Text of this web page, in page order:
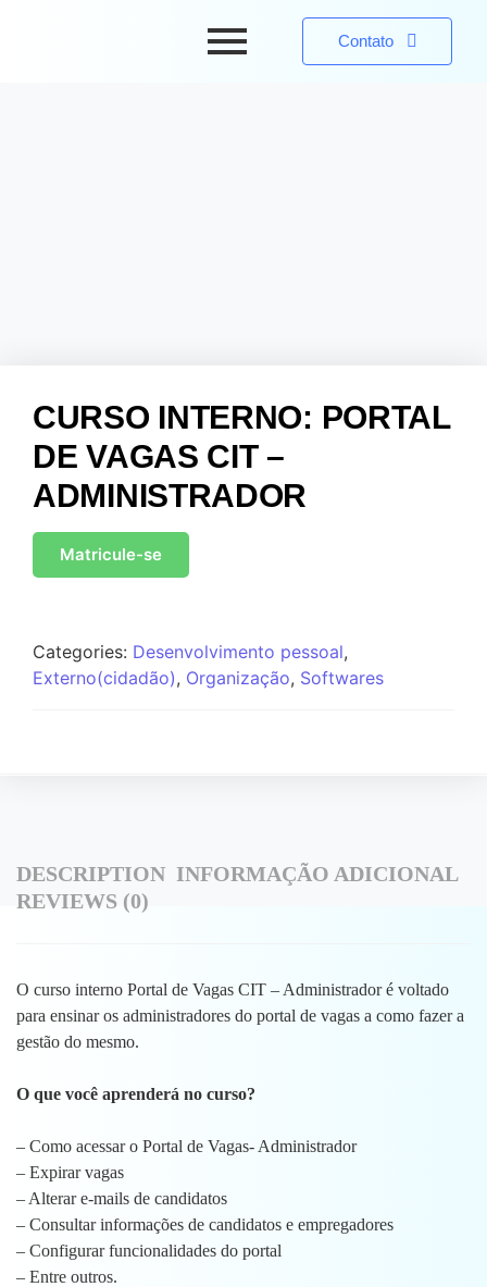
Contato
CURSO INTERNO: PORTAL
DE VAGAS CIT –
ADMINISTRADOR
Matricule-se
Categories: Desenvolvimento pessoal,
Externo(cidadão), Organização, Softwares
DESCRIPTION INFORMAÇÃO ADICIONAL
REVIEWS (0)
O curso interno Portal de Vagas CIT – Administrador é voltado
para ensinar os administradores do portal de vagas a como fazer a
gestão do mesmo.
O que você aprenderá no curso?
– Como acessar o Portal de Vagas- Administrador
– Expirar vagas
– Alterar e-mails de candidatos
– Consultar informações de candidatos e empregadores
– Configurar funcionalidades do portal
– Entre outros.